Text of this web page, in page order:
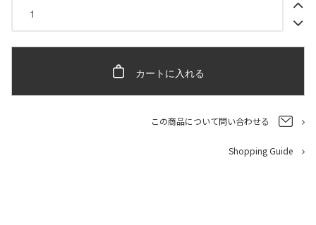
カートに入れる
この商品について問い合わせる
Shopping Guide